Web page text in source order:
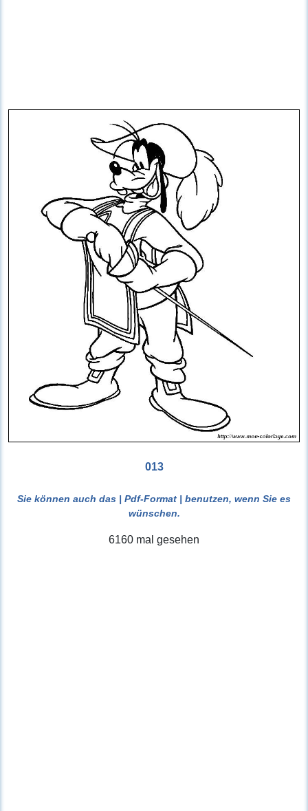
013
Sie können auch das | Pdf-Format | benutzen, wenn Sie es
wünschen.
6160 mal gesehen